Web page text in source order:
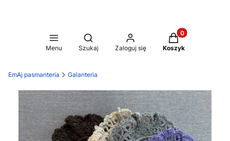
Menu
Otwórz wyszukiwarkę
Szukaj Zaloguj się
Produkty w
Koszyk
EmAj pasmanteria Galanteria